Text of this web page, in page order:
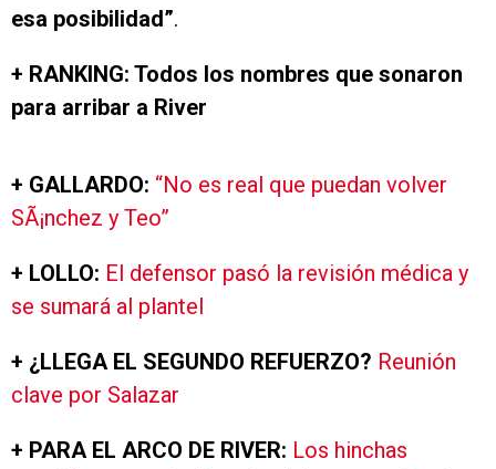
esa posibilidad”.
+ RANKING: Todos los nombres que sonaron
para arribar a River
+ GALLARDO: “No es real que puedan volver
SÃ¡nchez y Teo”
+ LOLLO: El defensor pasó la revisión médica y
se sumará al plantel
+ ¿LLEGA EL SEGUNDO REFUERZO? Reunión
clave por Salazar
+ PARA EL ARCO DE RIVER: Los hinchas